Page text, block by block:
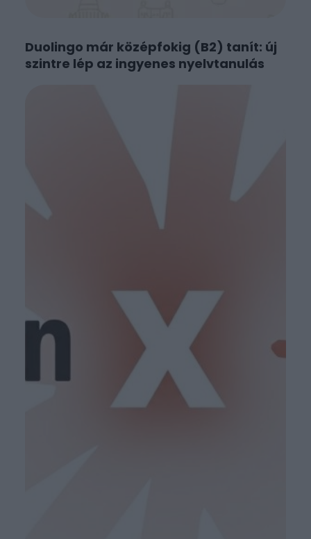
Duolingo már középfokig (B2) tanít: új
szintre lép az ingyenes nyelvtanulás